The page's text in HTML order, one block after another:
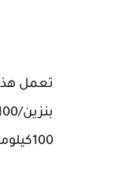
100كيلومتر داخل المدينة.